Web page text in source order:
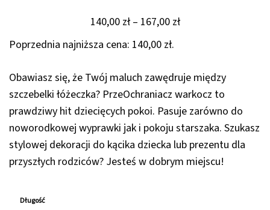
140,00 zł – 167,00 złZakres
140,00 zł
do
167,00 zł
Poprzednia najniższa cena: 140,00 zł.
Obawiasz się, że Twój maluch zawędruje między
szczebelki łóżeczka? PrzeOchraniacz warkocz to
prawdziwy hit dziecięcych pokoi. Pasuje zarówno do
noworodkowej wyprawki jak i pokoju starszaka. Szukasz
stylowej dekoracji do kącika dziecka lub prezentu dla
przyszłych rodziców? Jesteś w dobrym miejscu!
Długość